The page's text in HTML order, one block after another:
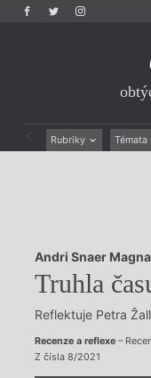
Rubriky Témata
Rozhovory
Dokument
Výroční ceny
Andri Snaer
Truhla
Reflektuje Petra
Recenze a reflexe–
Z čísla 8/2021